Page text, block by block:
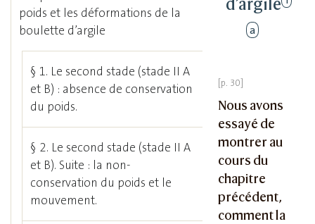
a
Nous avons
essayé de
montrer au
cours du
chapitre
précédent,
comment la
poids et les déformations de la
boulette d’argile
§ 1. Le second stade (stade II A
et B) : absence de conservation
du poids.
§ 2. Le second stade (stade II A
et B). Suite : la non-
conservation du poids et le
mouvement.